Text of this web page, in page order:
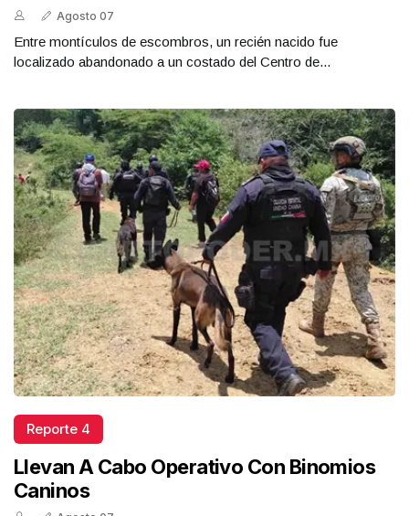
Agosto 07
Entre montículos de escombros, un recién nacido fue
localizado abandonado a un costado del Centro de...
Reporte 4
Llevan A Cabo Operativo Con Binomios
Caninos